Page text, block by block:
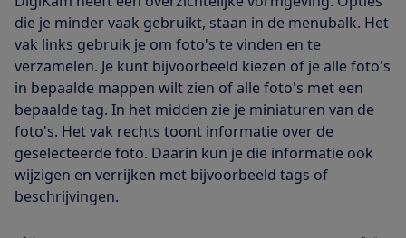
die je minder vaak gebruikt, staan in de menubalk. Het
vak links gebruik je om foto's te vinden en te
verzamelen. Je kunt bijvoorbeeld kiezen of je alle foto's
in bepaalde mappen wilt zien of alle foto's met een
bepaalde tag. In het midden zie je miniaturen van de
foto's. Het vak rechts toont informatie over de
geselecteerde foto. Daarin kun je die informatie ook
wijzigen en verrijken met bijvoorbeeld tags of
beschrijvingen.